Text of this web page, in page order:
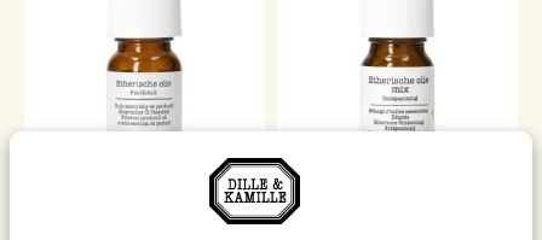
Duftöl, Patschuli, biologisch,